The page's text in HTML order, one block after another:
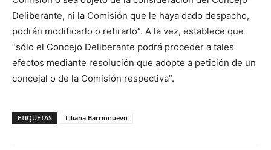
Deliberante, ni la Comisión que le haya dado despacho,
podrán modificarlo o retirarlo”. A la vez, establece que
“sólo el Concejo Deliberante podrá proceder a tales
efectos mediante resolución que adopte a petición de un
concejal o de la Comisión respectiva”.
ETIQUETAS Liliana Barrionuevo